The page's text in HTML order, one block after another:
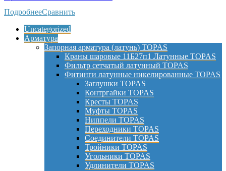
ПодробнееСравнить
Uncategorized
Арматура
Запорная арматура (латунь) TOPAS
Краны шаровые 11Б27п1 Латунные TOPAS
Фильтр сетчатый латунный TOPAS
Фитинги латунные никелированные TOPAS
Заглушки TOPAS
Контргайки TOPAS
Кресты TOPAS
Муфты TOPAS
Ниппели TOPAS
Переходники TOPAS
Соединители TOPAS
Тройники TOPAS
Угольники TOPAS
Удлинители TOPAS